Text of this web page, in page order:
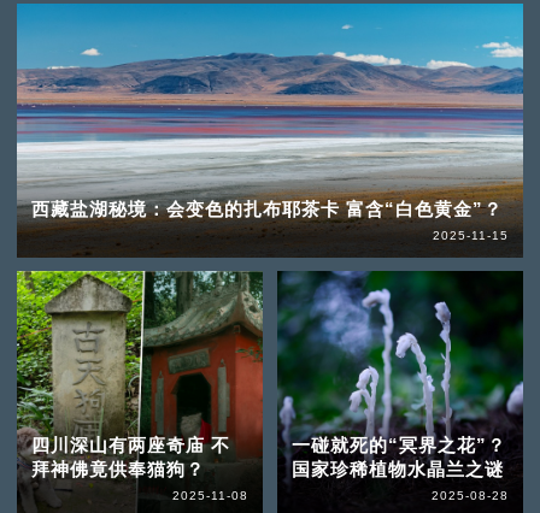
西藏盐湖秘境：会变色的扎布耶茶卡 富含“白色黄金”？
2025-11-15
四川深山有两座奇庙 不
拜神佛竟供奉猫狗？
2025-11-08
一碰就死的“冥界之花”？
国家珍稀植物水晶兰之谜
2025-08-28